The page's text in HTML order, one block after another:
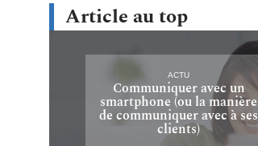
Article au top
ACTU
Communiquer avec un
smartphone (ou la manière
de communiquer avec à ses
clients)